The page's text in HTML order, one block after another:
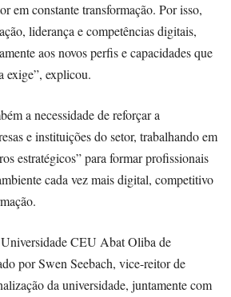
em constante transformação. Por isso,
liderança e competências digitais,
aos novos perfis e capacidades que
exige”, explicou.
a necessidade de reforçar a
e instituições do setor, trabalhando em
estratégicos” para formar profissionais
cada vez mais digital, competitivo
CEU Abat Oliba de
por Swen Seebach, vice-reitor de
da universidade, juntamente com